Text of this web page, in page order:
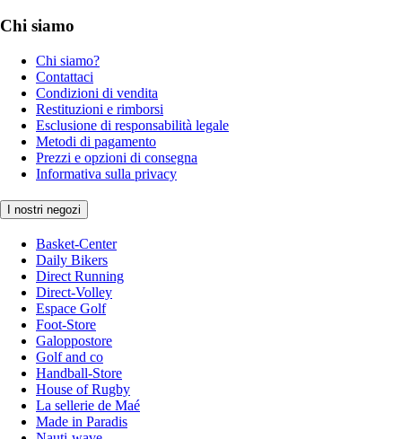
Chi siamo
Chi siamo?
Contattaci
Condizioni di vendita
Restituzioni e rimborsi
Esclusione di responsabilità legale
Metodi di pagamento
Prezzi e opzioni di consegna
Informativa sulla privacy
I nostri negozi
Basket-Center
Daily Bikers
Direct Running
Direct-Volley
Espace Golf
Foot-Store
Galoppostore
Golf and co
Handball-Store
House of Rugby
La sellerie de Maé
Made in Paradis